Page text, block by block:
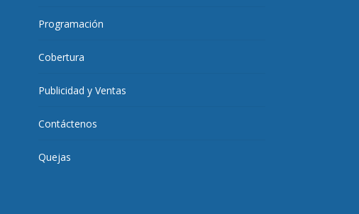
Programación
Cobertura
Publicidad y Ventas
Contáctenos
Quejas